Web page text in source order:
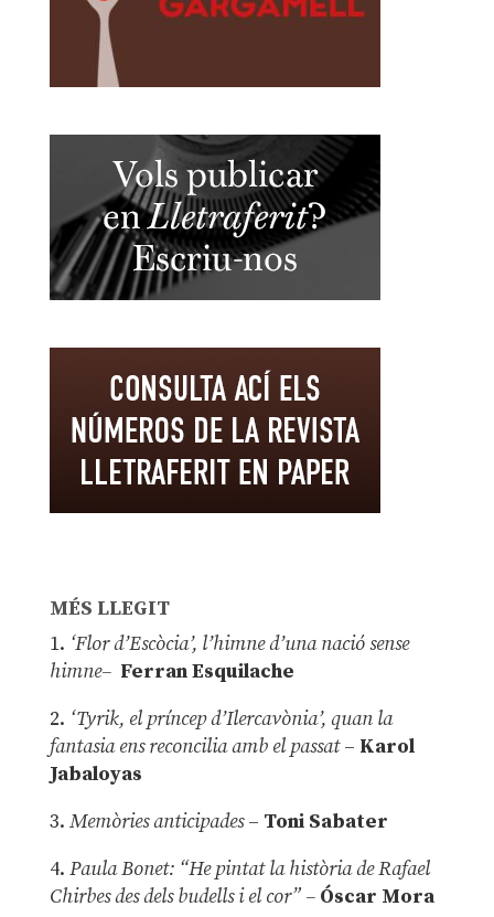
MÉS LLEGIT
1. ‘Flor d’Escòcia’, l’himne d’una nació sense
himne– Ferran Esquilache
2. ‘Tyrik, el príncep d’Ilercavònia’, quan la
fantasia ens reconcilia amb el passat– Karol
Jabaloyas
3. Memòries anticipades– Toni Sabater
4. Paula Bonet: “He pintat la història de Rafael
Chirbes des dels budells i el cor” –Óscar Mora